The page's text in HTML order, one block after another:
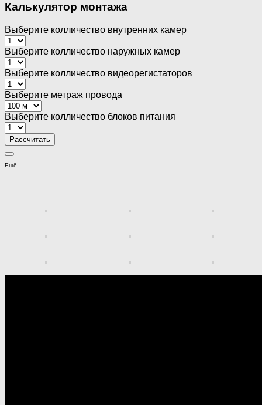
Калькулятор монтажа
Выберите колличество внутренних камер
Выберите колличество наружных камер
Выберите колличество видеорегистаторов
Выберите метраж провода
Выберите колличество блоков питания
Ещё